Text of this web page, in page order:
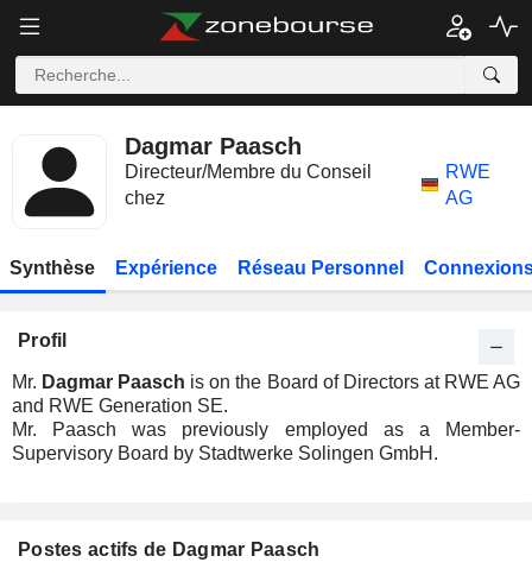
Dagmar Paasch
Directeur/Membre du Conseil
chez
RWE
AG
Synthèse Expérience Réseau Personnel
Profil
Mr. Dagmar Paasch is on the Board of Directors at RWE AG
and RWE Generation SE.
Mr. Paasch was previously employed as a Member-
Supervisory Board by Stadtwerke Solingen GmbH.
Postes actifs de Dagmar Paasch